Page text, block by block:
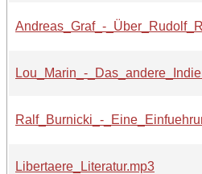
Andreas_Graf_-
Lou_Marin_-
Ralf_Burnicki_-
Libertaere_Literatur.mp3